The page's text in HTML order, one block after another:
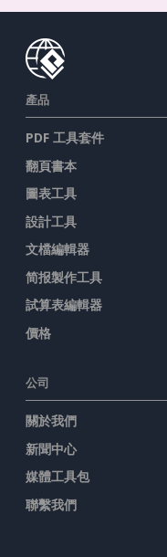
產品
PDF 工具套件
翻頁書本
圖表工具
設計工具
文檔編輯器
简报製作工具
試算表編輯器
價格
公司
關於我們
新聞中心
媒體工具包
聯繫我們